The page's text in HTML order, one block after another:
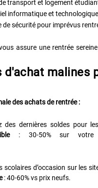
transport et logement
informatique et technologique
de sécurité pour imprévus
assure une rentrée
d'achat malines
des achats de rentrée :
des dernières soldes pour
: 30-50% sur votre
scolaires d’occasion sur les
: 40-60% vs prix neufs.